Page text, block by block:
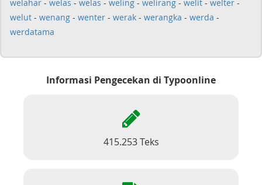
welahar - welas - welas - weling - welirang - welit - welter -
welut - wenang - wenter - werak - werangka - werda -
werdatama
Informasi Pengecekan di Typoonline
415.253 Teks